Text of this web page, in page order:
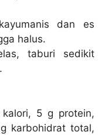
dan es
halus.
taburi sedikit
5 g protein,
karbohidrat total,